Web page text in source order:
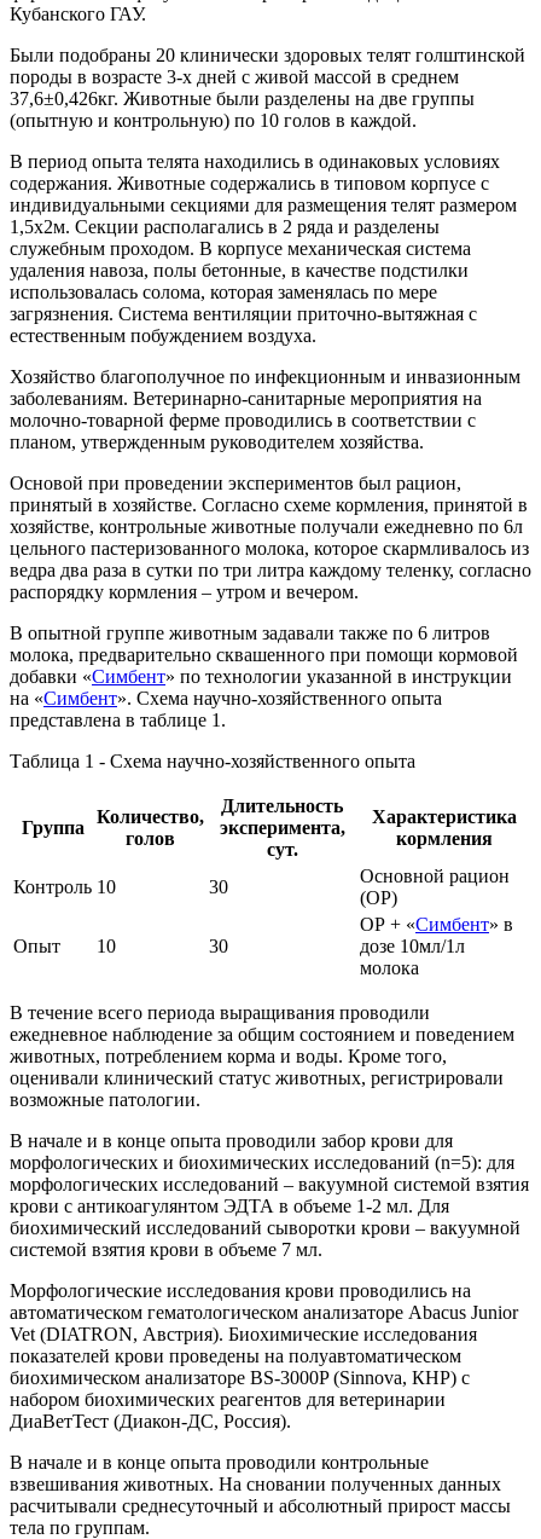
Кубанского ГАУ.
Были подобраны 20 клинически здоровых телят голштинской
породы в возрасте 3-х дней с живой массой в среднем
37,6±0,426кг. Животные были разделены на две группы
(опытную и контрольную) по 10 голов в каждой.
В период опыта телята находились в одинаковых условиях
содержания. Животные содержались в типовом корпусе с
индивидуальными секциями для размещения телят размером
1,5x2м. Секции располагались в 2 ряда и разделены
служебным проходом. В корпусе механическая система
удаления навоза, полы бетонные, в качестве подстилки
использовалась солома, которая заменялась по мере
загрязнения. Система вентиляции приточно-вытяжная с
естественным побуждением воздуха.
Хозяйство благополучное по инфекционным и инвазионным
заболеваниям. Ветеринарно-санитарные мероприятия на
молочно-товарной ферме проводились в соответствии с
планом, утвержденным руководителем хозяйства.
Основой при проведении экспериментов был рацион,
принятый в хозяйстве. Согласно схеме кормления, принятой в
хозяйстве, контрольные животные получали ежедневно по 6л
цельного пастеризованного молока, которое скармливалось из
ведра два раза в сутки по три литра каждому теленку, согласно
распорядку кормления – утром и вечером.
В опытной группе животным задавали также по 6 литров
молока, предварительно сквашенного при помощи кормовой
добавки «Симбент» по технологии указанной в инструкции
на «Симбент». Схема научно-хозяйственного опыта
представлена в таблице 1.
Таблица 1 - Схема научно-хозяйственного опыта
Группа
Количество,
голов
Длительность
эксперимента,
сут.
Характеристика
кормления
Контроль 10 30
Основной рацион
(ОР)
Опыт 10 30
ОР + «Симбент» в
дозе 10мл/1л
молока
В течение всего периода выращивания проводили
ежедневное наблюдение за общим состоянием и поведением
животных, потреблением корма и воды. Кроме того,
оценивали клинический статус животных, регистрировали
возможные патологии.
В начале и в конце опыта проводили забор крови для
морфологических и биохимических исследований (n=5): для
морфологических исследований – вакуумной системой взятия
крови с антикоагулянтом ЭДТА в объеме 1-2 мл. Для
биохимический исследований сыворотки крови – вакуумной
системой взятия крови в объеме 7 мл.
Морфологические исследования крови проводились на
автоматическом гематологическом анализаторе Abacus Junior
Vet (DIATRON, Австрия). Биохимические исследования
показателей крови проведены на полуавтоматическом
биохимическом анализаторе BS-3000P (Sinnova, КНР) с
набором биохимических реагентов для ветеринарии
ДиаВетТест (Диакон-ДС, Россия).
В начале и в конце опыта проводили контрольные
взвешивания животных. На сновании полученных данных
расчитывали среднесуточный и абсолютный прирост массы
тела по группам.